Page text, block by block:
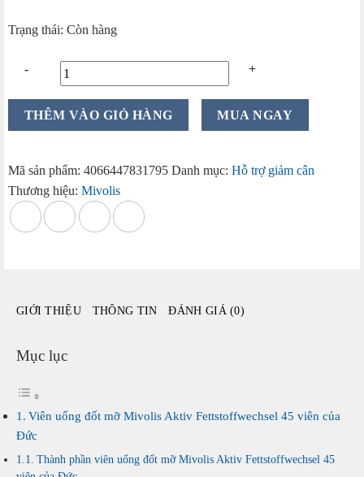
Trạng thái: Còn hàng
mỡ
Aktiv
Fettstoffwechsel
số
THÊM VÀO GIỎ HÀNG MUA NGAY
Mã sản phẩm: 4066447831795 Danh mục: Hỗ trợ giảm cân
Thương hiệu: Mivolis
GIỚI THIỆU THÔNG TIN ĐÁNH GIÁ (0)
Mục lục
Viên uống đốt mỡ Mivolis Aktiv Fettstoffwechsel 45 viên của
Đức
Thành phần viên uống đốt mỡ Mivolis Aktiv Fettstoffwechsel 45